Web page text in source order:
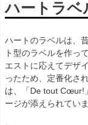
ハートラベ
ハートのラベルは、
ト型のラベルを作っ
エストに応えてデザ
ったため、定番化さ
は、「De tout Cœur!
ージが添えられていま